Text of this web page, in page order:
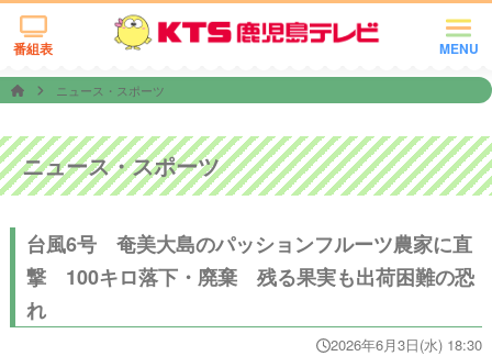
MENU
番組表
ニュース・スポーツ
ニュース・スポーツ
台風6号 奄美大島のパッションフルーツ農家に直
撃 100キロ落下・廃棄 残る果実も出荷困難の恐
れ
2026年6月3日(水) 18:30